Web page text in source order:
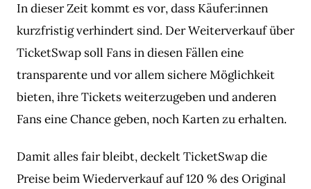
In dieser Zeit kommt es vor, dass Käufer:innen
kurzfristig verhindert sind. Der Weiterverkauf über
TicketSwap soll Fans in diesen Fällen eine
transparente und vor allem sichere Möglichkeit
bieten, ihre Tickets weiterzugeben und anderen
Fans eine Chance geben, noch Karten zu erhalten.
Damit alles fair bleibt, deckelt TicketSwap die
Preise beim Wiederverkauf auf 120 % des Original